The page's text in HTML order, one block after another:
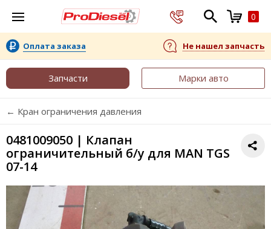
0
Оплата заказа Не нашел запчасть
Запчасти Марки авто
← Кран ограничения давления
0481009050 | Клапан
ограничительный б/у для MAN TGS
07-14